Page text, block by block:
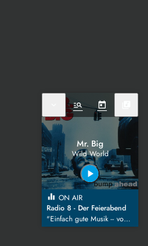
manage_search today
Mr. Big
Wild World
play_arrow
equalizer ON AIR
Radio 8 - Der Feierabend
"Einfach gute Musik -- von den 80ern bis heute!" mit Finn Hornung